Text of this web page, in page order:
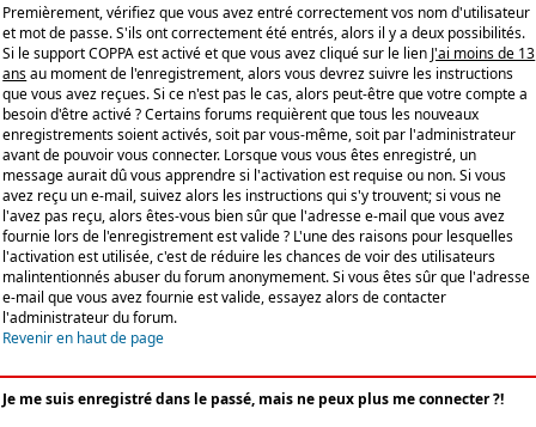
Premièrement, vérifiez que vous avez entré correctement vos nom d'utilisateur
et mot de passe. S'ils ont correctement été entrés, alors il y a deux possibilités.
Si le support COPPA est activé et que vous avez cliqué sur le lien J'ai moins de 13
ansau moment de l'enregistrement, alors vous devrez suivre les instructions
que vous avez reçues. Si ce n'est pas le cas, alors peut-être que votre compte a
besoin d'être activé ? Certains forums requièrent que tous les nouveaux
enregistrements soient activés, soit par vous-même, soit par l'administrateur
avant de pouvoir vous connecter. Lorsque vous vous êtes enregistré, un
message aurait dû vous apprendre si l'activation est requise ou non. Si vous
avez reçu un e-mail, suivez alors les instructions qui s'y trouvent; si vous ne
l'avez pas reçu, alors êtes-vous bien sûr que l'adresse e-mail que vous avez
fournie lors de l'enregistrement est valide ? L'une des raisons pour lesquelles
l'activation est utilisée, c'est de réduire les chances de voir des utilisateurs
malintentionnés abuser du forum anonymement. Si vous êtes sûr que l'adresse
e-mail que vous avez fournie est valide, essayez alors de contacter
l'administrateur du forum.
Revenir en haut de page
Je me suis enregistré dans le passé, mais ne peux plus me connecter ?!